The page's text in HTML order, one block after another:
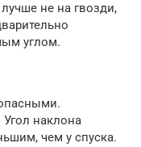
не на гвозди,
углом.
наклона
чем у спуска.